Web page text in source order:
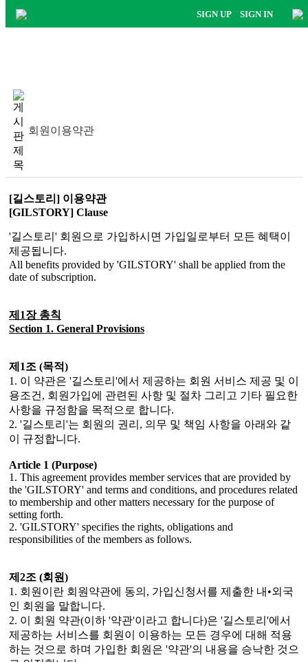
SIGN UP SIGN IN
회원이용약관
[길스토리] 이용약관
[GILSTORY] Clause
'길스토리' 회원으로 가입하시면 가입일로부터 모든 혜택이
제공됩니다.
All benefits provided by 'GILSTORY' shall be applied from the
date of subscription.
제1장 총칙
Section 1. General Provisions
제1조 (목적)
1. 이 약관은 '길스토리'에서 제공하는 회원 서비스 제공 및 이
용조건, 회원가입에 관련된 사항 및 절차 그리고 기타 필요한
사항을 규정함을 목적으로 합니다.
2. '길스토리'는 회원의 권리, 의무 및 책임 사항을 아래와 같
이 규정합니다.
Article 1 (Purpose)
1. This agreement provides member services that are provided by
the 'GILSTORY' and terms and conditions, and procedures related
to membership and other matters necessary for the purpose of
setting forth.
2. 'GILSTORY' specifies the rights, obligations and
responsibilities of the members as follows.
제2조 (회원)
1. 회원이란 회원약관에 동의, 가입신청서를 제출한 내•외국
인 회원을 말합니다.
2. 이 회원 약관(이하 '약관'이라고 합니다)은 '길스토리'에서
제공하는 서비스를 회원이 이용하는 모든 경우에 대해 적용
하는 것으로 하며 가입한 회원은 '약관'의 내용을 승낙한 것으